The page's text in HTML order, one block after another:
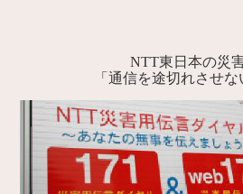
NTT東日本の災
「通信を途切れさせな